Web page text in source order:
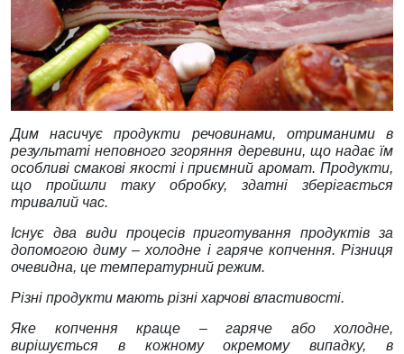
Дим насичує продукти речовинами, отриманими в
результаті неповного згоряння деревини, що надає їм
особливі смакові якості і приємний аромат. Продукти,
що пройшли таку обробку, здатні зберігається
тривалий час.
Існує два види процесів приготування продуктів за
допомогою диму – холодне і гаряче копчення. Різниця
очевидна, це температурний режим.
Різні продукти мають різні харчові властивості.
Яке копчення краще – гаряче або холодне,
вирішується в кожному окремому випадку, в